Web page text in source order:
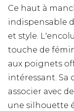
Ce haut à
indispensable
et style.
touche de
aux poignets
intéressant. Sa
associer avec
une silhouette